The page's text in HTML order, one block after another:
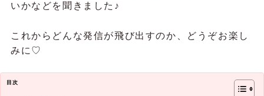
いかなどを聞きました♪
これからどんな発信が飛び出すのか、どうぞお楽し
みに♡
目次